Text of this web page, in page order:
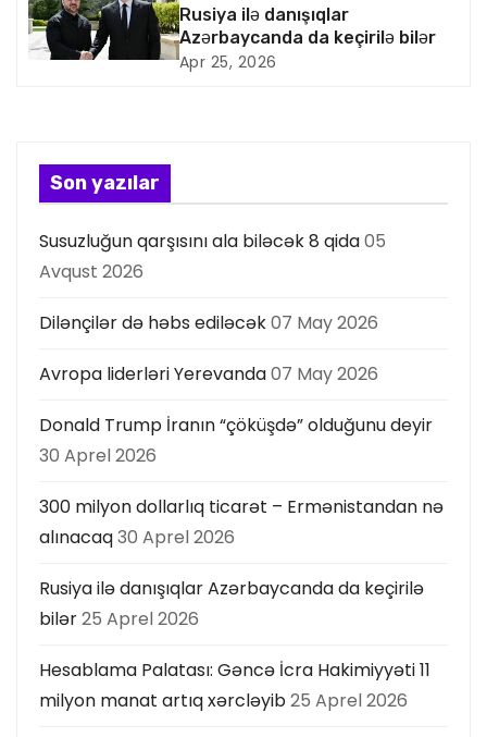
s
a
ı
Rusiya ilə danışıqlar
Azərbaycanda da keçirilə bilər
Apr 25, 2026
Son yazılar
Susuzluğun qarşısını ala biləcək 8 qida05
Avqust 2026
Dilənçilər də həbs ediləcək07 May 2026
Avropa liderləri Yerevanda07 May 2026
Donald Trump İranın “çöküşdə” olduğunu deyir
30 Aprel 2026
300 milyon dollarlıq ticarət – Ermənistandan nə
alınacaq30 Aprel 2026
Rusiya ilə danışıqlar Azərbaycanda da keçirilə
bilər25 Aprel 2026
Hesablama Palatası: Gəncə İcra Hakimiyyəti 11
milyon manat artıq xərcləyib25 Aprel 2026